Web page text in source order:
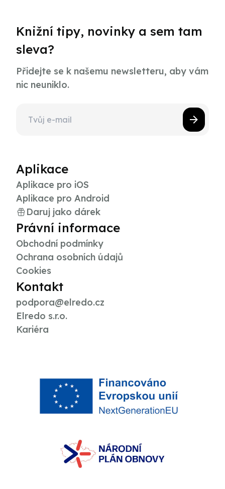
Knižní tipy, novinky a sem tam
sleva?
Přidejte se k našemu newsletteru, aby vám
nic neuniklo.
Aplikace
Aplikace pro iOS
Aplikace pro Android
Daruj jako dárek
Právní informace
Obchodní podmínky
Ochrana osobních údajů
Cookies
Kontakt
podpora@elredo.cz
Elredo s.r.o.
Kariéra